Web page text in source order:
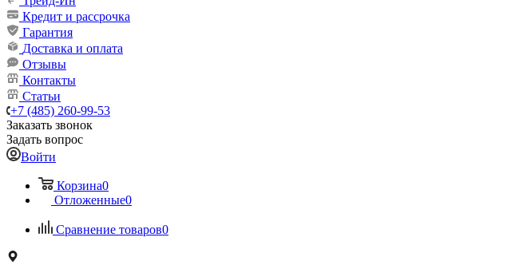
Кредит и рассрочка
Гарантия
Доставка и оплата
Отзывы
Контакты
Статьи
+7 (485) 260-99-53
Заказать звонок
Задать вопрос
Войти
Корзина0
Отложенные0
Сравнение товаров0